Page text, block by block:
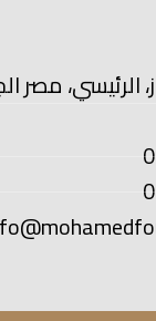
الرئيسي،